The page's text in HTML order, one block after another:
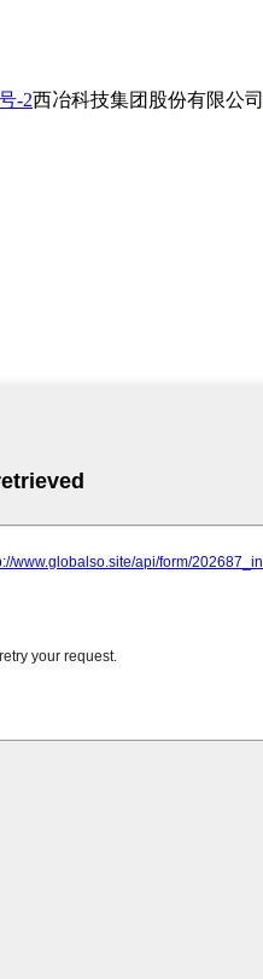
-2西冶科技集团股份有限公司